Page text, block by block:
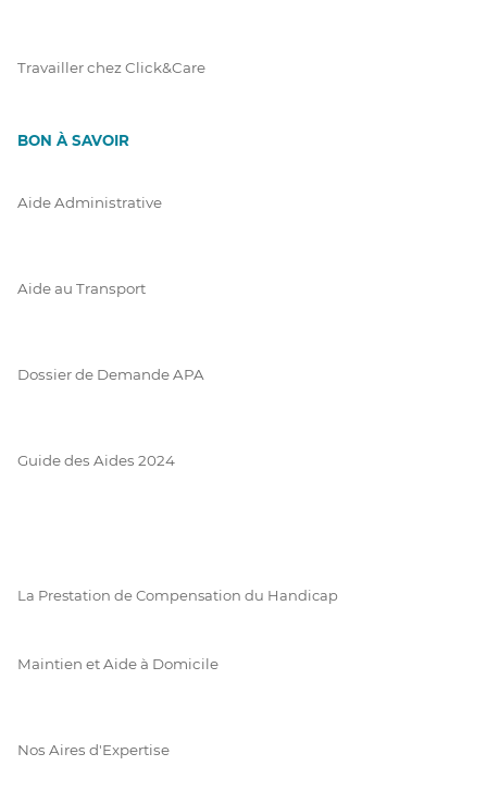
Travailler chez Click&Care
BON À SAVOIR
Aide Administrative
Aide au Transport
Dossier de Demande APA
Guide des Aides 2024
La Prestation de Compensation du Handicap
Maintien et Aide à Domicile
Nos Aires d'Expertise